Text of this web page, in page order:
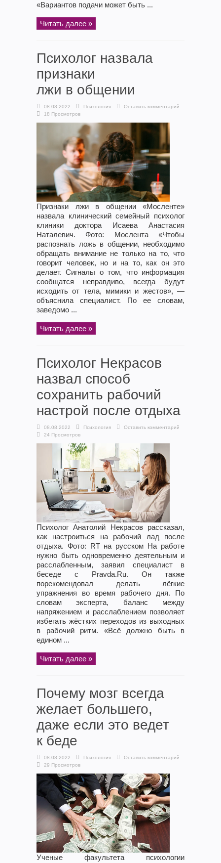
«Вариантов подачи может быть ...
Читать далее »
Психолог назвала
признаки
лжи в общении
08.08.2022 Психология
Оставить комментарий
18 Просмотров
Признаки лжи в общении «Мосленте»
назвала клинический семейный психолог
клиники доктора Исаева Анастасия
Наталевич. Фото: Мослента «Чтобы
распознать ложь в общении, необходимо
обращать внимание не только на то, что
говорит человек, но и на то, как он это
делает. Сигналы о том, что информация
сообщатся неправдиво, всегда будут
исходить от тела, мимики и жестов», —
объяснила специалист. По ее словам,
заведомо ...
Читать далее »
Психолог Некрасов
назвал способ
сохранить рабочий
настрой после отдыха
08.08.2022 Психология
Оставить комментарий
24 Просмотров
Психолог Анатолий Некрасов рассказал,
как настроиться на рабочий лад после
отдыха. Фото: RT на русском На работе
нужно быть одновременно деятельным и
расслабленным, заявил специалист в
беседе с Pravda.Ru. Он также
порекомендовал делать лёгкие
упражнения во время рабочего дня. По
словам эксперта, баланс между
напряжением и расслаблением позволяет
избегать жёстких переходов из выходных
в рабочий ритм. «Всё должно быть в
едином ...
Читать далее »
Почему мозг всегда
желает большего,
даже если это ведет
к беде
08.08.2022 Психология
Оставить комментарий
29 Просмотров
Ученые факультета психологии